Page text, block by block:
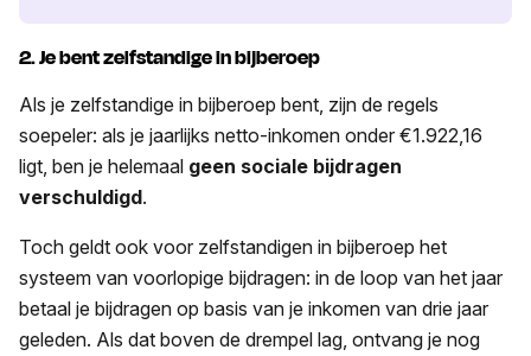
2. Je bent zelfstandige in bijberoep
Als je zelfstandige in bijberoep bent, zijn de regels
soepeler: als je jaarlijks netto-inkomen onder €1.922,16
ligt, ben je helemaal geen sociale bijdragen
verschuldigd.
Toch geldt ook voor zelfstandigen in bijberoep het
systeem van voorlopige bijdragen: in de loop van het jaar
betaal je bijdragen op basis van je inkomen van drie jaar
geleden. Als dat boven de drempel lag, ontvang je nog